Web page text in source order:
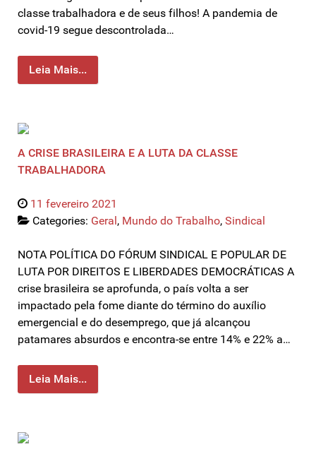
classe trabalhadora e de seus filhos! A pandemia de
covid-19 segue descontrolada…
Leia Mais...
A CRISE BRASILEIRA E A LUTA DA CLASSE
TRABALHADORA
11 fevereiro 2021
Categories: Geral, Mundo do Trabalho, Sindical
NOTA POLÍTICA DO FÓRUM SINDICAL E POPULAR DE
LUTA POR DIREITOS E LIBERDADES DEMOCRÁTICAS A
crise brasileira se aprofunda, o país volta a ser
impactado pela fome diante do término do auxílio
emergencial e do desemprego, que já alcançou
patamares absurdos e encontra-se entre 14% e 22% a…
Leia Mais...